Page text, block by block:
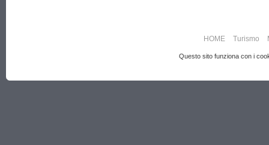
HOME Turismo
Questo sito funziona con i